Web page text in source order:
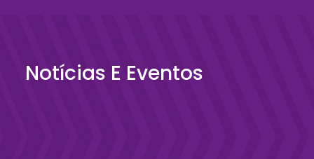
Notícias E Eventos